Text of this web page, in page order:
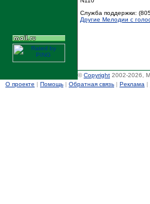
Служба поддержки:
Другие Мелодии с
©Copyright 2002-2026,
О проекте | Помощь | Обратная связь | Реклама |